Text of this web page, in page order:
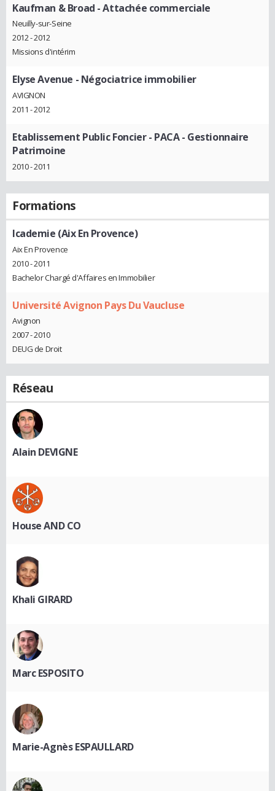
Kaufman & Broad - Attachée commerciale
Neuilly-sur-Seine
2012 - 2012
Missions d'intérim
Elyse Avenue - Négociatrice immobilier
AVIGNON
2011 - 2012
Etablissement Public Foncier - PACA- Gestionnaire
Patrimoine
2010 - 2011
Formations
Icademie (Aix En Provence)
Aix En Provence
2010 - 2011
Bachelor Chargé d'Affaires en Immobilier
Université Avignon Pays Du Vaucluse
Avignon
2007 - 2010
DEUG de Droit
Réseau
Alain DEVIGNE
House AND CO
Khali GIRARD
Marc ESPOSITO
Marie-Agnès ESPAULLARD